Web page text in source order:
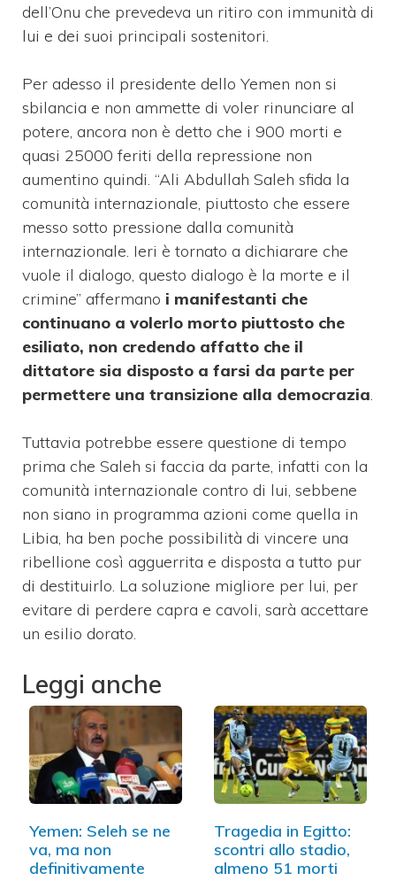
dell’Onu che prevedeva un ritiro con immunità di
lui e dei suoi principali sostenitori.
Per adesso il presidente dello Yemen non si
sbilancia e non ammette di voler rinunciare al
potere, ancora non è detto che i 900 morti e
quasi 25000 feriti della repressione non
aumentino quindi. “Ali Abdullah Saleh sfida la
comunità internazionale, piuttosto che essere
messo sotto pressione dalla comunità
internazionale. Ieri è tornato a dichiarare che
vuole il dialogo, questo dialogo è la morte e il
crimine” affermano i manifestanti che
continuano a volerlo morto piuttosto che
esiliato, non credendo affatto che il
dittatore sia disposto a farsi da parte per
permettere una transizione alla democrazia.
Tuttavia potrebbe essere questione di tempo
prima che Saleh si faccia da parte, infatti con la
comunità internazionale contro di lui, sebbene
non siano in programma azioni come quella in
Libia, ha ben poche possibilità di vincere una
ribellione così agguerrita e disposta a tutto pur
di destituirlo. La soluzione migliore per lui, per
evitare di perdere capra e cavoli, sarà accettare
un esilio dorato.
Leggi anche
Yemen: Seleh se ne
va, ma non
definitivamente
Tragedia in Egitto:
scontri allo stadio,
almeno 51 morti